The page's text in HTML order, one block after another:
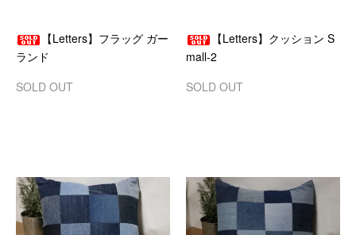
【Letters】フラッグ ガー
ランド
SOLD OUT
【Letters】クッション S
mall-2
SOLD OUT